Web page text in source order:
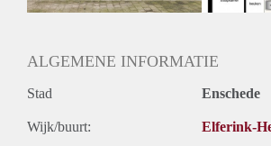
ALGEMENE INFORMATIE
Stad Enschede
Wijk/buurt: Elferink-